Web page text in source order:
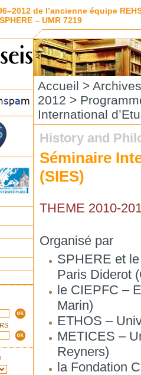
de l’ancienne équipe
– UMR 7219
Accueil > Archives
2012 >
International
History and
Séminaire
(SIES)
THEME 2010-
Organisé par
SPHERE et
Paris Diderot
le CIEPFC –
Marin)
ETHOS –
METICES –
Reyners)
la Fondation